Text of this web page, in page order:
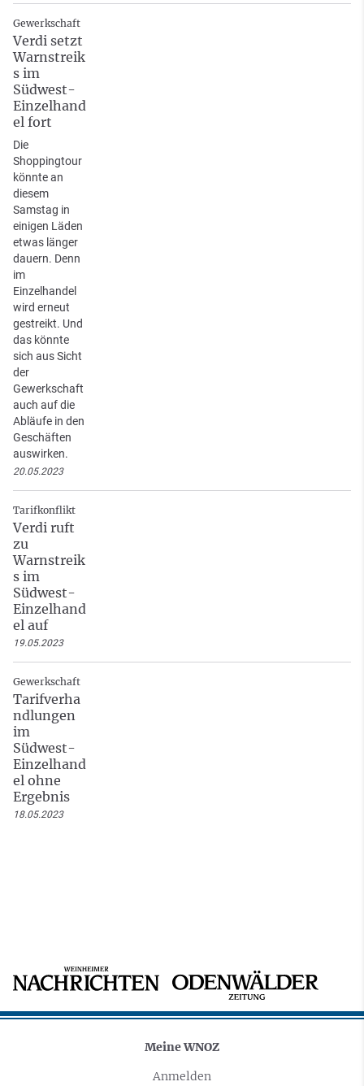
Gewerkschaft
Verdi setzt
Warnstreik
s im
Südwest-
Einzelhand
el fort
Die
Shoppingtour
könnte an
diesem
Samstag in
einigen Läden
etwas länger
dauern. Denn
im
Einzelhandel
wird erneut
gestreikt. Und
das könnte
sich aus Sicht
der
Gewerkschaft
auch auf die
Abläufe in den
Geschäften
auswirken.
20.05.2023
Tarifkonflikt
Verdi ruft
zu
Warnstreik
s im
Südwest-
Einzelhand
el auf
19.05.2023
Gewerkschaft
Tarifverha
ndlungen
im
Südwest-
Einzelhand
el ohne
Ergebnis
18.05.2023
Meine WNOZ
Anmelden